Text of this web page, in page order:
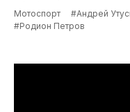
Мотоспорт
#Андрей
#Родион Петров